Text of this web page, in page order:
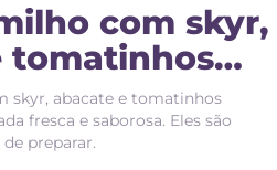
com skyr,
tomatinhos
skyr, abacate e tomatinhos
fresca e saborosa. Eles são
preparar.